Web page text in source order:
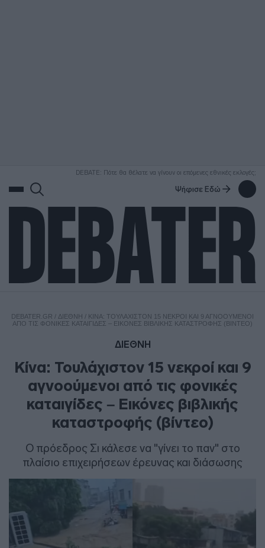
DEBATE: Πότε θα θέλατε να γίνουν οι επόμενες εθνικές εκλογές;
Ψήφισε Εδώ
DEBATER.GR / ΔΙΕΘΝΗ / ΚΊΝΑ: ΤΟΥΛΆΧΙΣΤΟΝ 15 ΝΕΚΡΟΊ ΚΑΙ 9 ΑΓΝΟΟΎΜΕΝΟΙ
ΑΠΌ ΤΙΣ ΦΟΝΙΚΈΣ ΚΑΤΑΙΓΊΔΕΣ – ΕΙΚΌΝΕΣ ΒΙΒΛΙΚΉΣ ΚΑΤΑΣΤΡΟΦΉΣ (ΒΊΝΤΕΟ)
ΔΙΕΘΝΗ
Κίνα: Τουλάχιστον 15 νεκροί και 9
αγνοούμενοι από τις φονικές
καταιγίδες – Εικόνες βιβλικής
καταστροφής (βίντεο)
Ο πρόεδρος Σι κάλεσε να "γίνει το παν" στο
πλαίσιο επιχειρήσεων έρευνας και διάσωσης